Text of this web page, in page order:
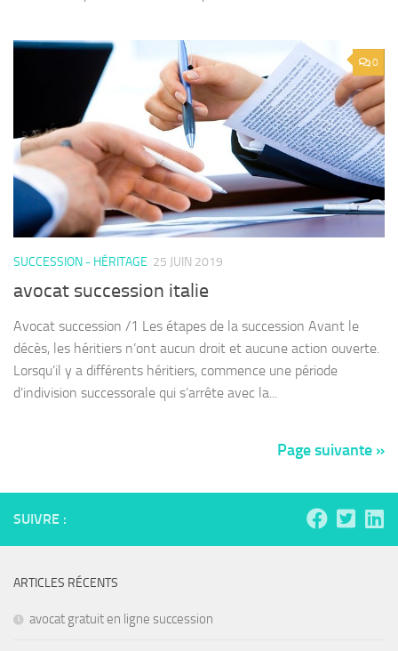
0
SUCCESSION - HÉRITAGE 25 JUIN 2019
avocat succession italie
Avocat succession /1 Les étapes de la succession Avant le
décès, les héritiers n’ont aucun droit et aucune action ouverte.
Lorsqu’il y a différents héritiers, commence une période
d’indivision successorale qui s’arrête avec la...
Page suivante »
SUIVRE :
ARTICLES RÉCENTS
avocat gratuit en ligne succession